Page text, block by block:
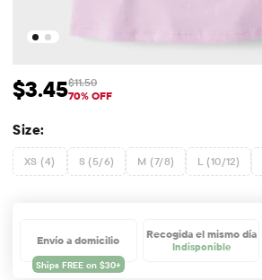
Precio de venta: $3.45
$3.45 Precio original: $11.5
$11.50
70% OFF
Size:
XS (4) S (5/6) M (7/8) L (10/12)
Envío a domicilio Recogida el mismo día
Indisponible